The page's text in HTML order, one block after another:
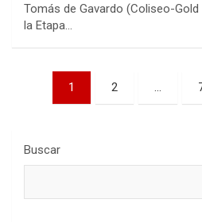
Tomás de Gavardo (Coliseo-
la Etapa…
Paginación
1 2 …
Buscar